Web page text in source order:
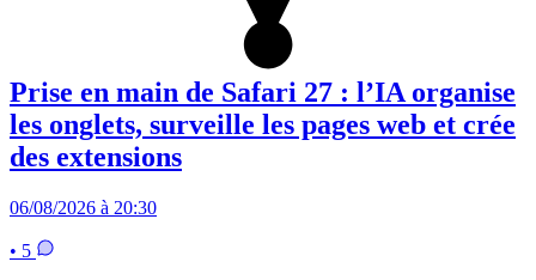
Prise en main de Safari 27 : l’IA organise
les onglets, surveille les pages web et crée
des extensions
06/08/2026 à 20:30
• 5